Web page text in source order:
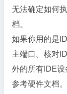
无法确定如何
档。
如果你用的是
主端口。核对
外的所有IDE
参考硬件文档。